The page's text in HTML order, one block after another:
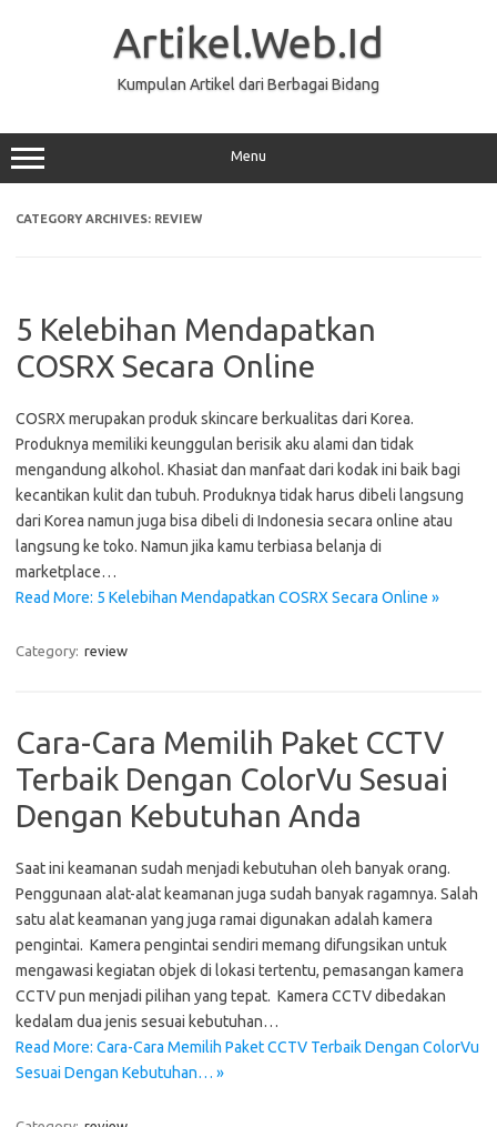
Artikel.Web.Id
Kumpulan Artikel dari Berbagai Bidang
Menu
CATEGORY ARCHIVES: REVIEW
5 Kelebihan Mendapatkan
COSRX Secara Online
COSRX merupakan produk skincare berkualitas dari Korea.
Produknya memiliki keunggulan berisik aku alami dan tidak
mengandung alkohol. Khasiat dan manfaat dari kodak ini baik bagi
kecantikan kulit dan tubuh. Produknya tidak harus dibeli langsung
dari Korea namun juga bisa dibeli di Indonesia secara online atau
langsung ke toko. Namun jika kamu terbiasa belanja di
marketplace…
Read More: 5 Kelebihan Mendapatkan COSRX Secara Online »
Category: review
Cara-Cara Memilih Paket CCTV
Terbaik Dengan ColorVu Sesuai
Dengan Kebutuhan Anda
Saat ini keamanan sudah menjadi kebutuhan oleh banyak orang.
Penggunaan alat-alat keamanan juga sudah banyak ragamnya. Salah
satu alat keamanan yang juga ramai digunakan adalah kamera
pengintai. Kamera pengintai sendiri memang difungsikan untuk
mengawasi kegiatan objek di lokasi tertentu, pemasangan kamera
CCTV pun menjadi pilihan yang tepat. Kamera CCTV dibedakan
kedalam dua jenis sesuai kebutuhan…
Read More: Cara-Cara Memilih Paket CCTV Terbaik Dengan ColorVu
Sesuai Dengan Kebutuhan… »